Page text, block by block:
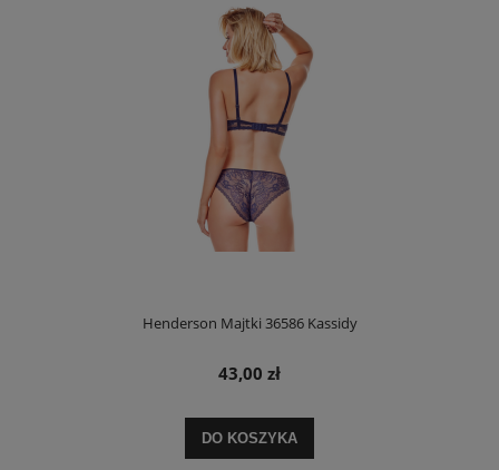
Henderson Majtki 36586 Kassidy
43,00 zł
DO KOSZYKA